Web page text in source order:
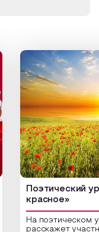
Поэтический
красное»
На поэтическом
расскажет